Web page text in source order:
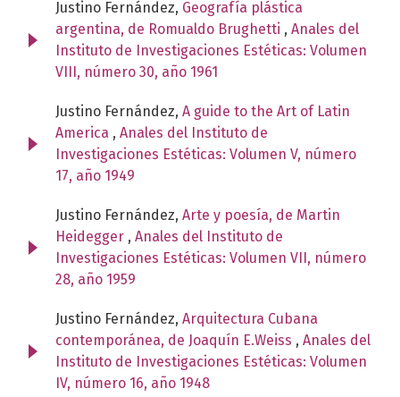
Justino Fernández, Geografía plástica
argentina, de Romualdo Brughetti , Anales del
Instituto de Investigaciones Estéticas: Volumen
VIII, número 30, año 1961
Justino Fernández, A guide to the Art of Latin
America , Anales del Instituto de
Investigaciones Estéticas: Volumen V, número
17, año 1949
Justino Fernández, Arte y poesía, de Martin
Heidegger , Anales del Instituto de
Investigaciones Estéticas: Volumen VII, número
28, año 1959
Justino Fernández, Arquitectura Cubana
contemporánea, de Joaquín E.Weiss , Anales del
Instituto de Investigaciones Estéticas: Volumen
IV, número 16, año 1948